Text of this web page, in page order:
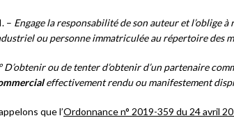
– Engage la responsabilité de son auteur et l’oblige
ou personne immatriculée au répertoire des
D’obtenir ou de tenter d’obtenir d’un partenaire
effectivement rendu ou manifestement
que l’Ordonnance n° 2019-359 du 24 avril